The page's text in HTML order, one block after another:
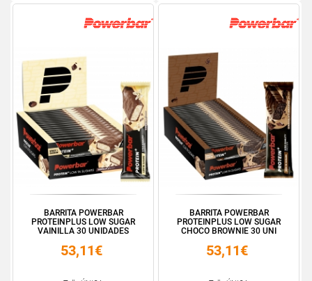
BARRITA POWERBAR
PROTEINPLUS LOW SUGAR
VAINILLA 30 UNIDADES
53,11€
BARRITA POWERBAR
PROTEINPLUS LOW SUGAR
CHOCO BROWNIE 30 UNI
53,11€